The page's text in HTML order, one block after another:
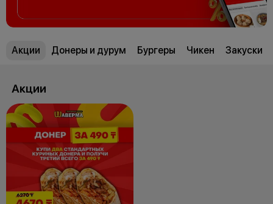
Акции Донеры и дурум Бургеры Чикен Закуски
Акции